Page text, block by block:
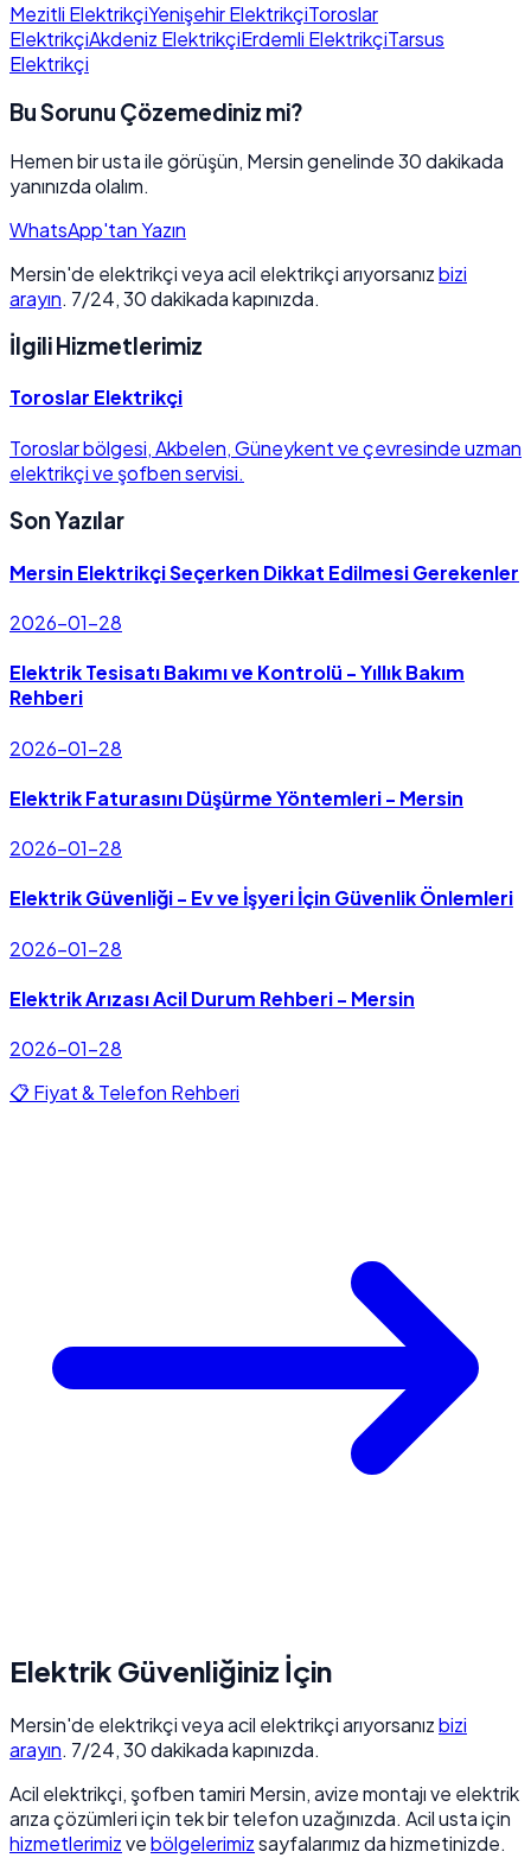
Mezitli ElektrikçiYenişehir ElektrikçiToroslar
ElektrikçiAkdeniz ElektrikçiErdemli ElektrikçiTarsus
Elektrikçi
Bu Sorunu Çözemediniz mi?
Hemen bir usta ile görüşün, Mersin genelinde 30 dakikada
yanınızda olalım.
WhatsApp'tan Yazın
Mersin'de elektrikçi veya acil elektrikçi arıyorsanızbizi
arayın. 7/24, 30 dakikada kapınızda.
İlgili Hizmetlerimiz
Toroslar Elektrikçi
Toroslar bölgesi, Akbelen, Güneykent ve çevresinde uzman
elektrikçi ve şofben servisi.
Son Yazılar
Mersin Elektrikçi Seçerken Dikkat Edilmesi Gerekenler
2026-01-28
Elektrik Tesisatı Bakımı ve Kontrolü - Yıllık Bakım
Rehberi
2026-01-28
Elektrik Faturasını Düşürme Yöntemleri - Mersin
2026-01-28
Elektrik Güvenliği - Ev ve İşyeri İçin Güvenlik Önlemleri
2026-01-28
Elektrik Arızası Acil Durum Rehberi - Mersin
2026-01-28
📋 Fiyat & Telefon Rehberi
Elektrik Güvenliğiniz İçin
Mersin'de elektrikçi veya acil elektrikçi arıyorsanızbizi
arayın. 7/24, 30 dakikada kapınızda.
Acil elektrikçi, şofben tamiri Mersin, avize montajı ve elektrik
arıza çözümleri için tek bir telefon uzağınızda. Acil usta için
hizmetlerimizvebölgelerimizsayfalarımız da hizmetinizde.